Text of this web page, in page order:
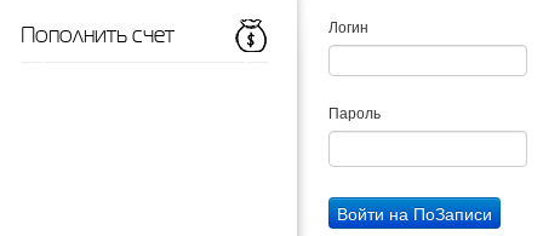
Логин
Пароль
Пополнить счет